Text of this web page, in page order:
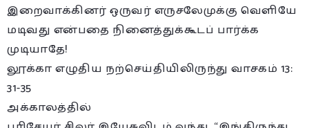
இறைவாக்கினர் ஒருவர் எருசலேமுக்கு வெளியே
மடிவது என்பதை நினைத்துக்கூடப் பார்க்க
முடியாதே!
லூக்கா எழுதிய நற்செய்தியிலிருந்து வாசகம் 13:
31-35
அக்காலத்தில்